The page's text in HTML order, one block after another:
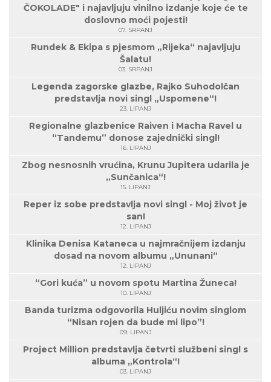
ČOKOLADE" i najavljuju vinilno izdanje koje će te
doslovno moći pojesti!
07. SRPANJ
Rundek & Ekipa s pjesmom „Rijeka“ najavljuju
Šalatu!
03. SRPANJ
Legenda zagorske glazbe, Rajko Suhodolčan
predstavlja novi singl „Uspomene“!
23. LIPANJ
Regionalne glazbenice Raiven i Macha Ravel u
“Tandemu” donose zajednički singl!
16. LIPANJ
Zbog nesnosnih vrućina, Krunu Jupitera udarila je
„Sunčanica“!
15. LIPANJ
Reper iz sobe predstavlja novi singl - Moj život je
san!
12. LIPANJ
Klinika Denisa Kataneca u najmračnijem izdanju
dosad na novom albumu „Ununani“
12. LIPANJ
“Gori kuća” u novom spotu Martina Žuneca!
10. LIPANJ
Banda turizma odgovorila Huljiću novim singlom
“Nisan rojen da bude mi lipo”!
09. LIPANJ
Project Million predstavlja četvrti službeni singl s
albuma „Kontrola“!
03. LIPANJ